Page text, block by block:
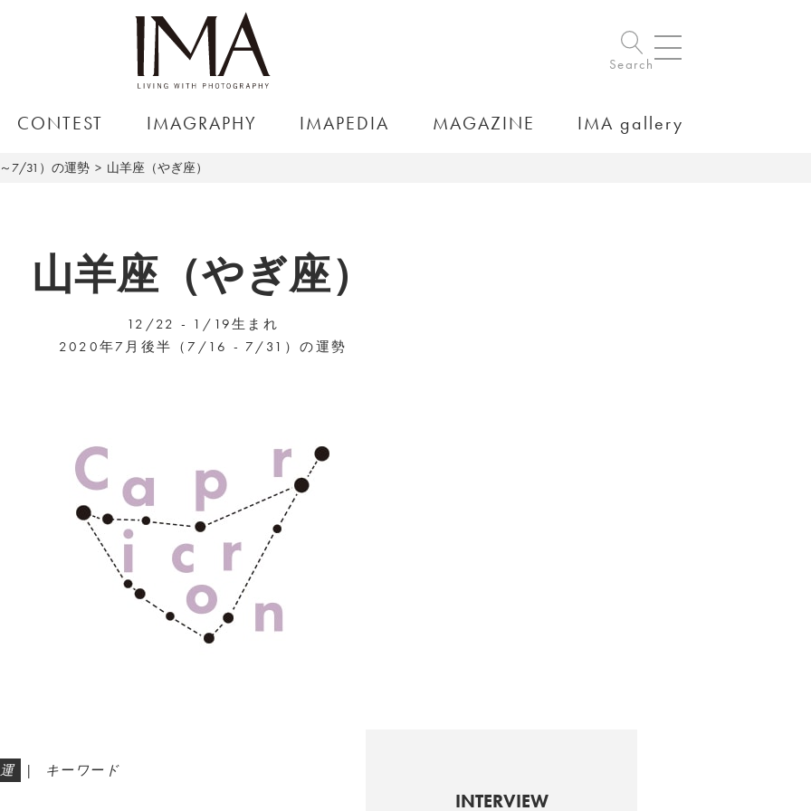
Search
CONTEST IMAGRAPHY IMAPEDIA MAGAZINE IMA gallery
7/31）の運勢 山羊座（やぎ座）
山羊座（やぎ座）
12/22 - 1/19生まれ
2020年7月後半（7/16 - 7/31）の運勢
| キーワード
INTERVIEW